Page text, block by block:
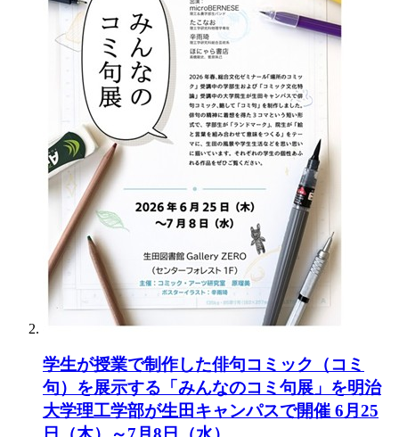
学生が授業で制作した俳句コミック（コミ
句）を展示する「みんなのコミ句展」を明治
大学理工学部が生田キャンパスで開催 6月25